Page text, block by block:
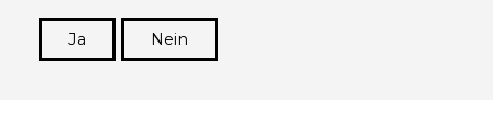
Ja
Nein